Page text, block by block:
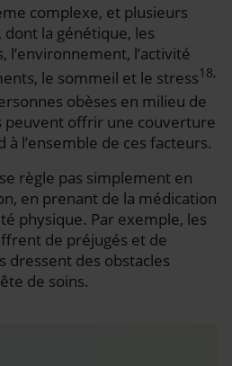
complexe, et plusieurs
la génétique, les
l’activité
le sommeil et le stress18,
obèses en milieu de
peuvent offrir une couverture
à l’ensemble de ces facteurs.
règle pas simplement en
en prenant de la médication
physique. Par exemple, les
de préjugés et de
dressent des obstacles
de soins.